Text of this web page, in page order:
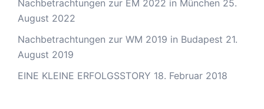
Nachbetrachtungen zur EM 2022 in München 25.
August 2022
Nachbetrachtungen zur WM 2019 in Budapest 21.
August 2019
EINE KLEINE ERFOLGSSTORY 18. Februar 2018